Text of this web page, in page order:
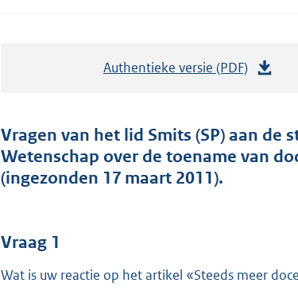
Authentieke versie (PDF)
t
a
o
Vragen van het lid Smits (SP) aan de
Wetenschap over de toename van
(ingezonden 17 maart 2011).
Vraag 1
Wat is uw reactie op het artikel «Steeds meer